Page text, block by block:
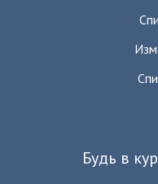
Будь в